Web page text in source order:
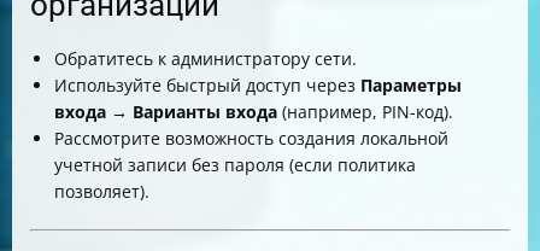
Обратитесь к администратору сети.
Используйте быстрый доступ через Параметры
входа → Варианты входа (например, PIN-код).
Рассмотрите возможность создания локальной
учетной записи без пароля (если политика
позволяет).